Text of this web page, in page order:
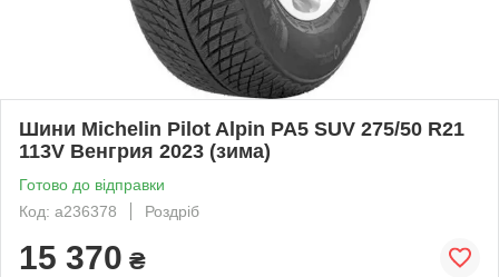
Шини Michelin Pilot Alpin PA5 SUV 275/50 R21
113V Венгрия 2023 (зима)
Готово до відправки
Код: a236378
Роздріб
15 370 ₴